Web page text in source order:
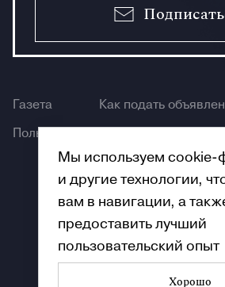
Газета Как подать
Пользование сайтом
Мы используем cookie-
и другие технологии,
вам в навигации, а
предоставить лучший
пользовательский опыт
Хорошо